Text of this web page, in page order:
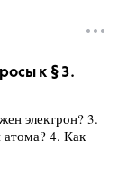
к § 3.
электрон? 3.
атома? 4. Как